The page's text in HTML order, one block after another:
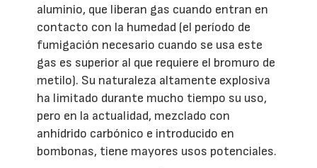
aluminio, que liberan gas cuando entran en
contacto con la humedad (el período de
fumigación necesario cuando se usa este
gas es superior al que requiere el bromuro de
metilo). Su naturaleza altamente explosiva
ha limitado durante mucho tiempo su uso,
pero en la actualidad, mezclado con
anhídrido carbónico e introducido en
bombonas, tiene mayores usos potenciales.